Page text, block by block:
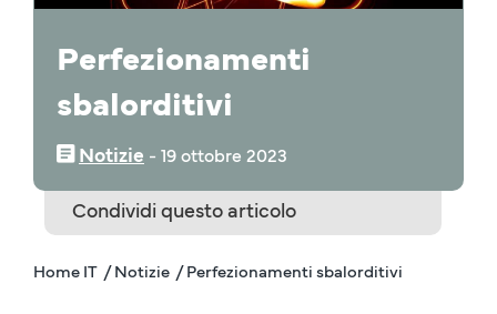
Perfezionamenti
sbalorditivi
Notizie ‒ 19 ottobre 2023
Condividi questo articolo
Home IT / Notizie / Perfezionamenti sbalorditivi